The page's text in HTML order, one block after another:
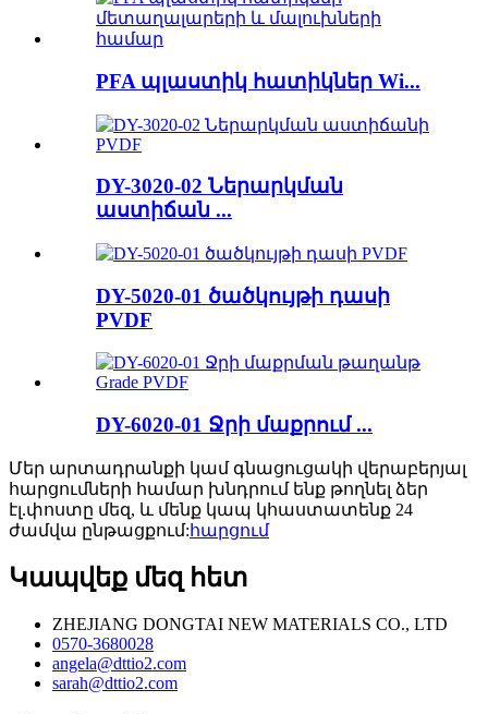
PFA պլաստիկ հատիկներ Wi...
DY-3020-02 Ներարկման
աստիճան ...
DY-5020-01 ծածկույթի դասի
PVDF
DY-6020-01 Ջրի մաքրում ...
Մեր արտադրանքի կամ գնացուցակի վերաբերյալ
հարցումների համար խնդրում ենք թողնել ձեր
էլ.փոստը մեզ, և մենք կապ կհաստատենք 24
ժամվա ընթացքում: հարցում
Կապվեք մեզ հետ
ZHEJIANG DONGTAI NEW MATERIALS CO., LTD
0570-3680028
angela@dttio2.com
sarah@dttio2.com